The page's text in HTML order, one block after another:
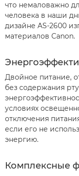
что немаловажно
человека в наши
дизайне AS-2600
материалов Canon.
Двойное питание,
без содержания
условиях
отключения
если его не
энергию.
Комплексные